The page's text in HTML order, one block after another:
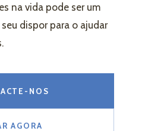
na vida pode ser um
dispor para o ajudar
NOS
AGORA